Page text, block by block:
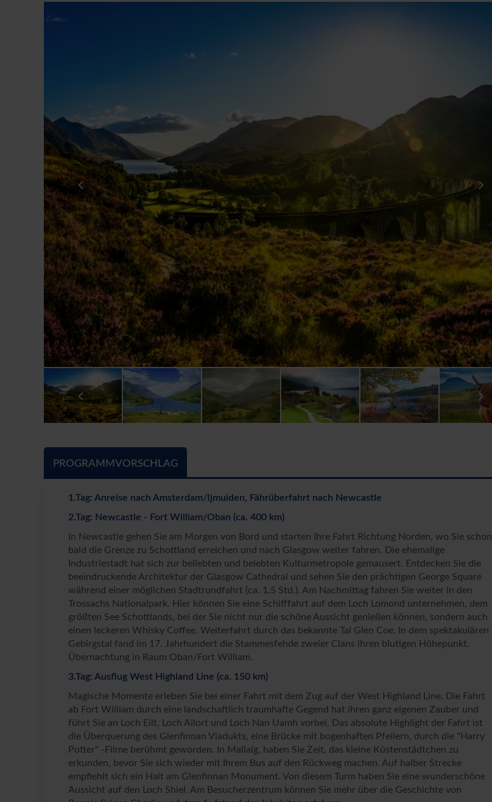
PROGRAMMVORSCHLAG
1.Tag: Anreise nach Amsterdam/Ijmuiden, Fährüberfahrt nach Newcastle
2.Tag: Newcastle - Fort William/Oban (ca. 400 km)
In Newcastle gehen Sie am Morgen von Bord und starten Ihre Fahrt Richtung Norden, wo Sie schon
bald die Grenze zu Schottland erreichen und nach Glasgow weiter fahren. Die ehemalige
Industriestadt hat sich zur beliebten und belebten Kulturmetropole gemausert. Entdecken Sie die
beeindruckende Architektur der Glasgow Cathedral und sehen Sie den prächtigen George Square
während einer möglichen Stadtrundfahrt (ca. 1,5 Std.). Am Nachmittag fahren Sie weiter in den
Trossachs Nationalpark. Hier können Sie eine Schifffahrt auf dem Loch Lomond unternehmen, dem
größten See Schottlands, bei der Sie nicht nur die schöne Aussicht genießen können, sondern auch
einen leckeren Whisky Coffee. Weiterfahrt durch das bekannte Tal Glen Coe. In dem spektakulären
Gebirgstal fand im 17. Jahrhundert die Stammesfehde zweier Clans ihren blutigen Höhepunkt.
Übernachtung in Raum Oban/Fort William.
3.Tag: Ausflug West Highland Line (ca. 150 km)
Magische Momente erleben Sie bei einer Fahrt mit dem Zug auf der West Highland Line. Die Fahrt
ab Fort William durch eine landschaftlich traumhafte Gegend hat ihren ganz eigenen Zauber und
führt Sie an Loch Eilt, Loch Ailort und Loch Nan Uamh vorbei. Das absolute Highlight der Fahrt ist
die Überquerung des Glenfinnan Viadukts, eine Brücke mit bogenhaften Pfeilern, durch die "Harry
Potter" -Filme berühmt geworden. In Mallaig, haben Sie Zeit, das kleine Küstenstädtchen zu
erkunden, bevor Sie sich wieder mit Ihrem Bus auf den Rückweg machen. Auf halber Strecke
empfiehlt sich ein Halt am Glenfinnan Monument. Von diesem Turm haben Sie eine wunderschöne
Aussicht auf den Loch Shiel. Am Besucherzentrum können Sie mehr über die Geschichte von